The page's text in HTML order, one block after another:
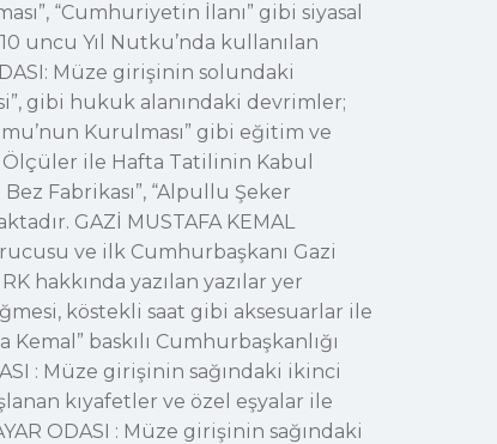
“Cumhuriyetin İlanı” gibi siyasal
uncu Yıl Nutku’nda kullanılan
Müze girişinin solundaki
gibi hukuk alanındaki devrimler;
Kurulması” gibi eğitim ve
Ölçüler ile Hafta Tatilinin Kabul
Fabrikası”, “Alpullu Şeker
GAZİ MUSTAFA KEMAL
ve ilk Cumhurbaşkanı Gazi
hakkında yazılan yazılar yer
köstekli saat gibi aksesuarlar ile
baskılı Cumhurbaşkanlığı
: Müze girişinin sağındaki ikinci
kıyafetler ve özel eşyalar ile
ODASI : Müze girişinin sağındaki